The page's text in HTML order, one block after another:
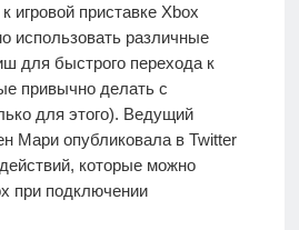
игровой приставке Xbox
использовать различные
для быстрого перехода к
привычно делать с
для этого). Ведущий
Мари опубликовала в Twitter
которые можно
при подключении